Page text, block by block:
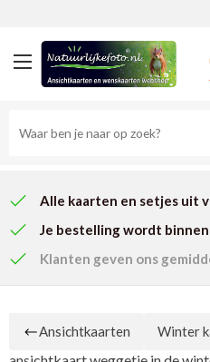
Alle kaarten en setjes uit
Je bestelling wordt
Klanten geven ons
Ansichtkaarten Winter